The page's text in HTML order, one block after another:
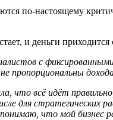
по‑настоящему
и деньги
с
пропорциональны
что всё идёт
для стратегических
, что мой бизнес